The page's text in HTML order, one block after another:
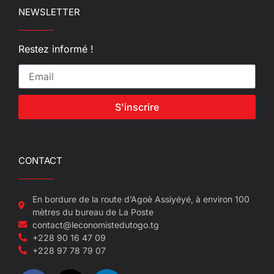
NEWSLETTER
Restez informé !
S'inscrire
CONTACT
En bordure de la route d’Agoè Assiyéyé, à environ 100
mètres du bureau de La Poste
contact@leconomistedutogo.tg
+228 90 16 47 09
+228 97 78 79 07